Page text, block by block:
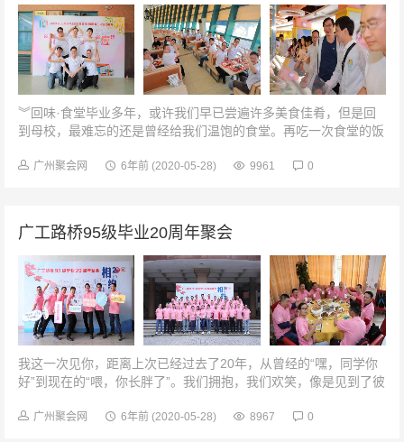
︾回味·食堂毕业多年，或许我们早已尝遍许多美食佳肴，但是回
到母校，最难忘的还是曾经给我们温饱的食堂。再吃一次食堂的饭
会课找一个理由再开一次班会...
广州聚会网 6年前 (2020-05-28) 9961 0
广工路桥95级毕业20周年聚会
我这一次见你，距离上次已经过去了20年，从曾经的“嘿，同学你
好”到现在的“喂，你长胖了”。我们拥抱，我们欢笑，像是见到了彼
餐厅内，情怀依旧深毕...
广州聚会网 6年前 (2020-05-28) 8967 0